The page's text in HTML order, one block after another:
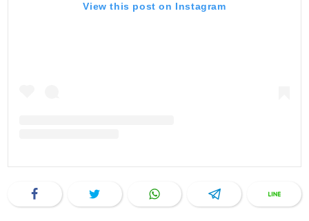
View this post on Instagram